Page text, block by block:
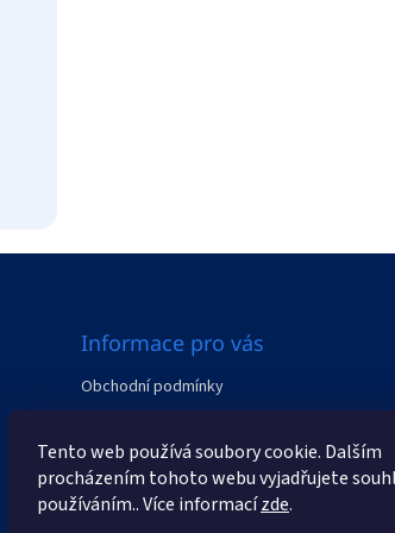
Tento web používá soubory cookie. Dalším
procházením tohoto webu vyjadřujete
používáním.. Více informacízde.
Informace pro vás
Obchodní podmínky
Odstoupení od smlouvy
Kontakty